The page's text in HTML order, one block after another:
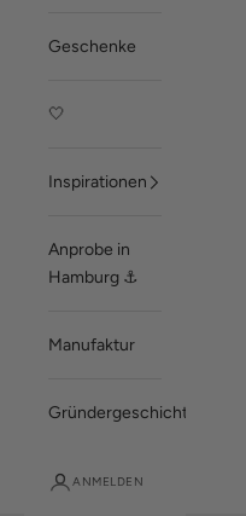
Geschenke
🤍
Inspirationen
Anprobe in
Hamburg ⚓
Manufaktur
Gründergeschichte
ANMELDEN